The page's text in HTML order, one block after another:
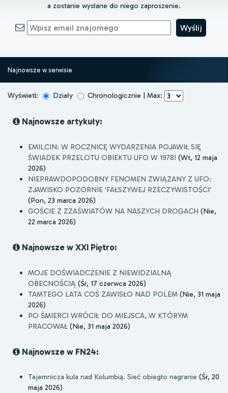
a zostanie wysłane do niego zaproszenie.
Najnowsze w serwisie
Wyświetl: Działy Chronologicznie | Max:
Najnowsze artykuły:
EMILCIN: W ROCZNICĘ WYDARZENIA POJAWIŁ SIĘ
ŚWIADEK PRZELOTU OBIEKTU UFO W 1978! (Wt, 12 maja
2026)
NIEPRAWDOPODOBNY FENOMEN ZWIĄZANY Z UFO:
ZJAWISKO POZORNIE 'FAŁSZYWEJ RZECZYWISTOŚCI'
(Pon, 23 marca 2026)
GOŚCIE Z ZZAŚWIATÓW NA NASZYCH DROGACH (Nie,
22 marca 2026)
Najnowsze w XXI Piętro:
MOJE DOŚWIADCZENIE Z NIEWIDZIALNĄ
OBECNOŚCIĄ (Śr, 17 czerwca 2026)
TAMTEGO LATA COŚ ZAWISŁO NAD POLEM (Nie, 31 maja
2026)
PO ŚMIERCI WRÓCIŁ DO MIEJSCA, W KTÓRYM
PRACOWAŁ (Nie, 31 maja 2026)
Najnowsze w FN24:
Tajemnicza kula nad Kolumbią. Sieć obiegło nagranie (Śr, 20
maja 2026)